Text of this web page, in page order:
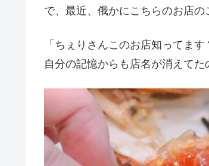
で、最近、俄かにこちらのお店の
「ちぇりさんこのお店知ってま
自分の記憶からも店名が消えて